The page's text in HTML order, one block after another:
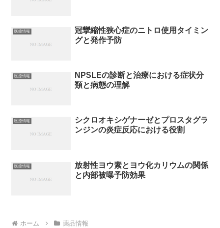
医療情報
冠攣縮性狭心症のニトロ使用タイミン
グと発作予防
医療情報
NPSLEの診断と治療における症状分
類と病態の理解
医療情報
シクロオキシゲナーゼとプロスタグラ
ンジンの炎症反応における役割
医療情報
放射性ヨウ素とヨウ化カリウムの関係
と内部被曝予防効果
ホーム 薬品情報